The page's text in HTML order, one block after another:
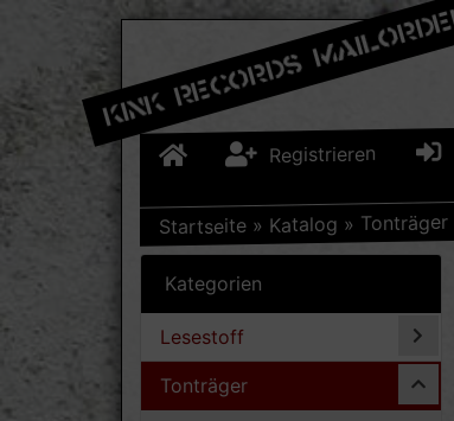
Registrieren
Startseite » Katalog » Tonträger
Kategorien
Lesestoff
Tonträger